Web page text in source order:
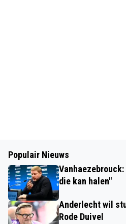
Populair Nieuws
die kan halen"
Anderlecht wil
Rode Duivel